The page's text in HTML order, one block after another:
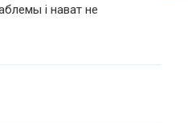
і нават не